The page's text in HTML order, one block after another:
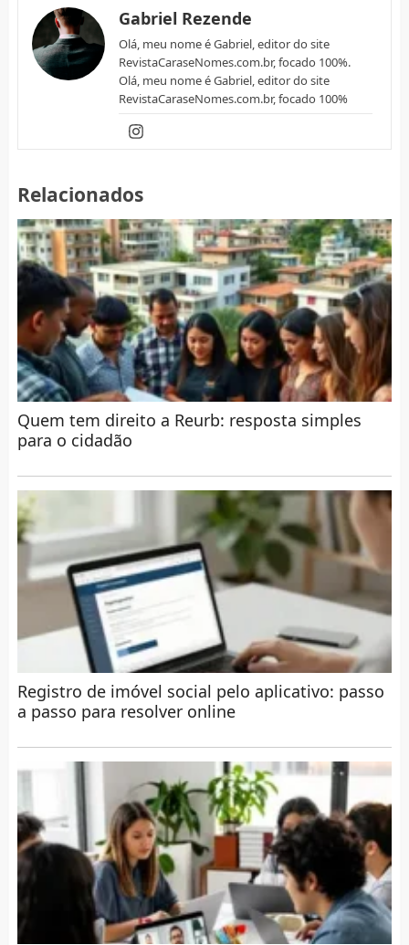
Gabriel Rezende
Olá, meu nome é Gabriel, editor do site
RevistaCaraseNomes.com.br, focado 100%.
Olá, meu nome é Gabriel, editor do site
RevistaCaraseNomes.com.br, focado 100%
Relacionados
Quem tem direito a Reurb: resposta simples
para o cidadão
Registro de imóvel social pelo aplicativo: passo
a passo para resolver online